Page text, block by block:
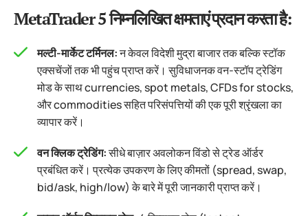
MetaTrader 5 निम्नलिखित क्षमताएं प्रदान करता है:
मल्टी-मार्केट टर्मिनल:न केवल विदेशी मुद्रा बाजार तक बल्कि स्टॉक
एक्सचेंजों तक भी पहुंच प्राप्त करें। सुविधाजनक वन-स्टॉप ट्रेडिंग
मोड के साथ currencies, spot metals, CFDs for stocks,
और commodities सहित परिसंपत्तियों की एक पूरी श्रृंखला का
व्यापार करें।
वन क्लिक ट्रेडिंग:सीधे बाज़ार अवलोकन विंडो से ट्रेड ऑर्डर
प्रबंधित करें। प्रत्येक उपकरण के लिए कीमतों (spread, swap,
bid/ask, high/low) के बारे में पूरी जानकारी प्राप्त करें।